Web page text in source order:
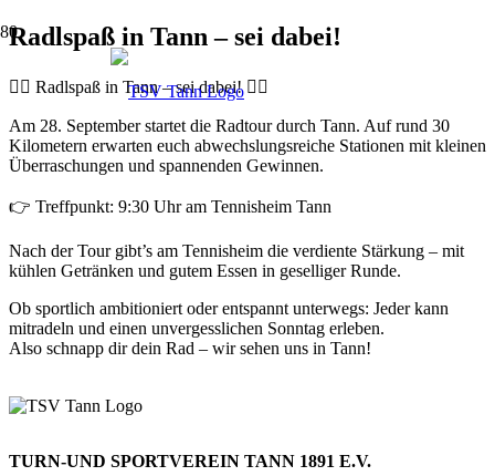
Radlspaß in Tann – sei dabei!
🚴‍♀️ Radlspaß in Tann – sei dabei! 🚴‍♂️
Am 28. September startet die Radtour durch Tann. Auf rund 30
Kilometern erwarten euch abwechslungsreiche Stationen mit kleinen
Überraschungen und spannenden Gewinnen.
👉 Treffpunkt: 9:30 Uhr am Tennisheim Tann
Nach der Tour gibt’s am Tennisheim die verdiente Stärkung – mit
kühlen Getränken und gutem Essen in geselliger Runde.
Ob sportlich ambitioniert oder entspannt unterwegs: Jeder kann
mitradeln und einen unvergesslichen Sonntag erleben.
Also schnapp dir dein Rad – wir sehen uns in Tann!
TURN-UND SPORTVEREIN TANN 1891 E.V.